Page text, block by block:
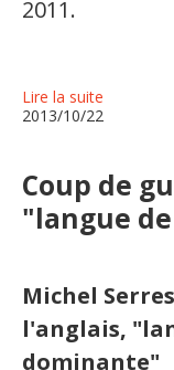
2011.
Lire la suite
2013/10/22
Coup de
"langue
Michel
l'anglais,
dominante"